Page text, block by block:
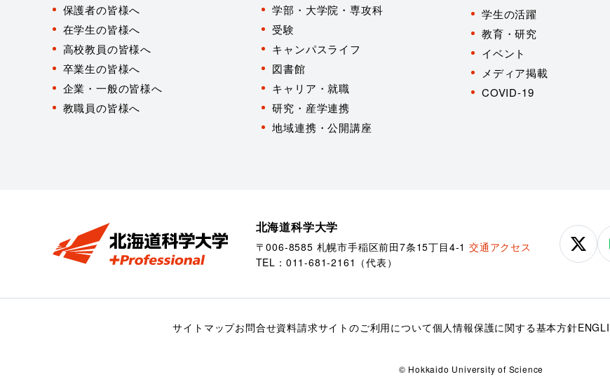
学部・大学院・専攻科
受験
キャンパスライフ
図書館
キャリア・就職
研究・産学連携
地域連携・公開講座
別 保護者の皆様へ
在学生の皆様へ
高校教員の皆様へ
卒業生の皆様へ
企業・一般の皆様へ
教職員の皆様へ
学生の活躍
教育・研究
イベント
メディア掲載
COVID-19
北海道科学大学
〒006-8585 札幌市手稲区前田7条15丁目4-1 交通アクセス
TEL： 011-681-2161 （代表）
北
科
学
サイトマップお問合せ資料請求サイトのご利用について個人情報保護に関する基本方針
© Hokkaido University of Science